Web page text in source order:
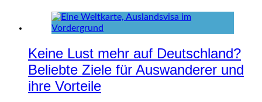
Keine Lust mehr auf Deutschland?
Beliebte Ziele für Auswanderer und
ihre Vorteile